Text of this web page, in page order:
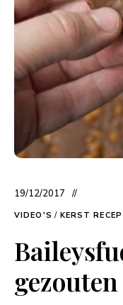
19/12/2017
VIDEO'S / KERST